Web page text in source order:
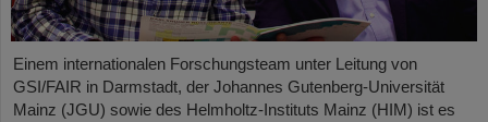
Einem internationalen Forschungsteam unter Leitung von
GSI/FAIR in Darmstadt, der Johannes Gutenberg-Universität
Mainz (JGU) sowie des Helmholtz-Instituts Mainz (HIM) ist es